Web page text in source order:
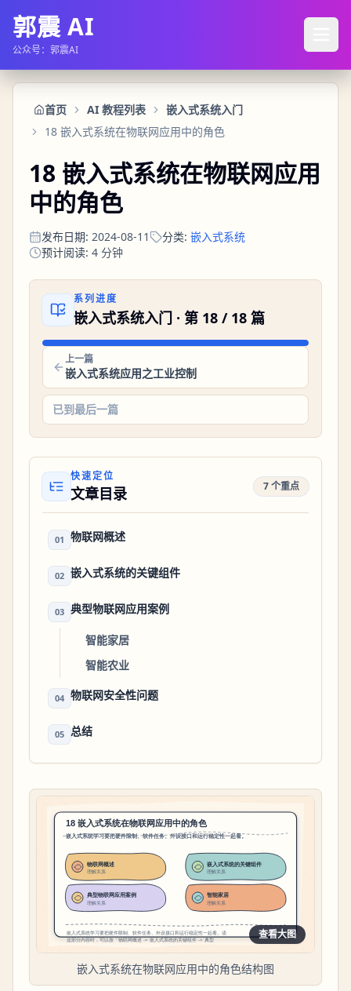
郭震 AI
公众号：郭震AI
首页 AI 教程列表
嵌入式系统入门
18 嵌入式系统在物联网应用中的角色
18 嵌入式系统在物联网应用
中的角色
发布日期: 2024-08-11 分类: 嵌入式系统
预计阅读: 4 分钟
系列进度
嵌入式系统入门 · 第 18 / 18 篇
上一篇
嵌入式系统应用之工业控制
已到最后一篇
快速定位
文章目录 7 个重点
01 物联网概述
02 嵌入式系统的关键组件
03 典型物联网应用案例
智能家居
智能农业
04 物联网安全性问题
05 总结
查看大图
嵌入式系统在物联网应用中的角色结构图